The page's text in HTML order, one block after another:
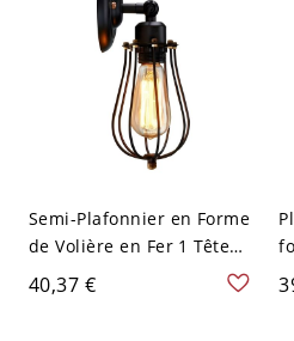
Semi-Plafonnier en Forme
de Volière en Fer 1 Tête
Lampe Semi-Encastrée
Style Industriel - Noir 110
40,37 €